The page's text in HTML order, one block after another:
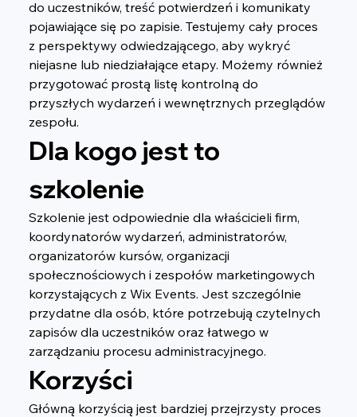
do uczestników, treść potwierdzeń i komunikaty
pojawiające się po zapisie. Testujemy cały proces
z perspektywy odwiedzającego, aby wykryć
niejasne lub niedziałające etapy. Możemy również
przygotować prostą listę kontrolną do
przyszłych wydarzeń i wewnętrznych przeglądów
zespołu.
Dla kogo jest to
szkolenie
Szkolenie jest odpowiednie dla właścicieli firm,
koordynatorów wydarzeń, administratorów,
organizatorów kursów, organizacji
społecznościowych i zespołów marketingowych
korzystających z Wix Events. Jest szczególnie
przydatne dla osób, które potrzebują czytelnych
zapisów dla uczestników oraz łatwego w
zarządzaniu procesu administracyjnego.
Korzyści
Główną korzyścią jest bardziej przejrzysty proces